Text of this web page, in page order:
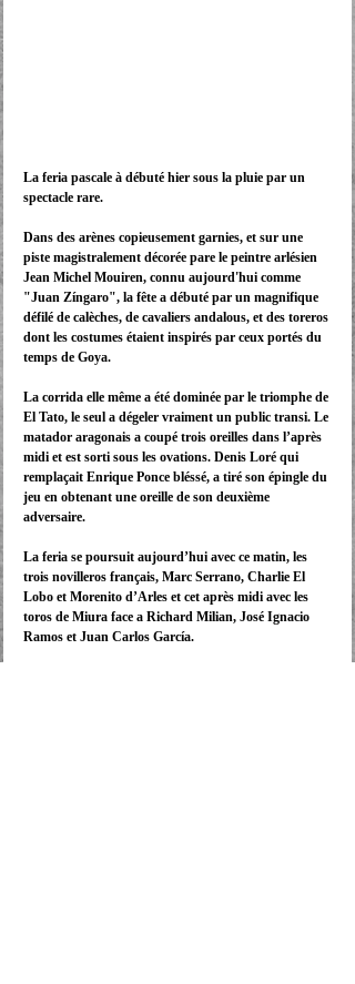
La feria pascale à débuté hier sous la pluie par un
spectacle rare.
Dans des arènes copieusement garnies, et sur une
piste magistralement décorée pare le peintre arlésien
Jean Michel Mouiren, connu aujourd'hui comme
"Juan Zíngaro", la fête a débuté par un magnifique
défilé de calèches, de cavaliers andalous, et des toreros
dont les costumes étaient inspirés par ceux portés du
temps de Goya.
La corrida elle même a été dominée par le triomphe de
El Tato, le seul a dégeler vraiment un public transi. Le
matador aragonais a coupé trois oreilles dans l’après
midi et est sorti sous les ovations. Denis Loré qui
remplaçait Enrique Ponce bléssé, a tiré son épingle du
jeu en obtenant une oreille de son deuxième
adversaire.
La feria se poursuit aujourd’hui avec ce matin, les
trois novilleros français, Marc Serrano, Charlie El
Lobo et Morenito d’Arles et cet après midi avec les
toros de Miura face a Richard Milian, José Ignacio
Ramos et Juan Carlos García.